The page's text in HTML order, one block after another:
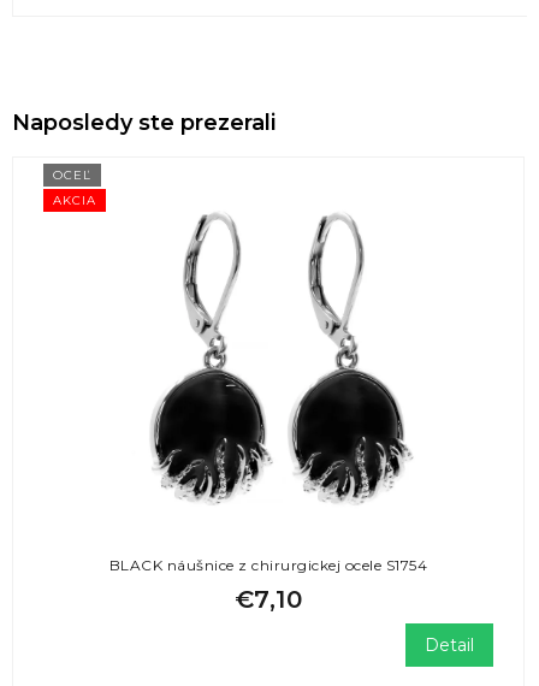
Naposledy ste prezerali
AKCIA
OCEĽ
BLACK náušnice z chirurgickej ocele S1754
€7,10
Detail